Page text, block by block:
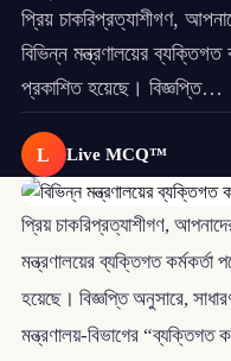
প্রিয় চাকরিপ্রত্যাশীগণ,
বিভিন্ন মন্ত্রণালয়ের ব্যক্তিগত
প্রকাশিত হয়েছে। বিজ্ঞপ্তি…
L Live MCQ™
প্রিয় চাকরিপ্রত্যাশীগণ,
মন্ত্রণালয়ের ব্যক্তিগত কর্মকর্তা
হয়েছে। বিজ্ঞপ্তি অনুসারে,
মন্ত্রণালয়-বিভাগের “ব্যক্তিগত